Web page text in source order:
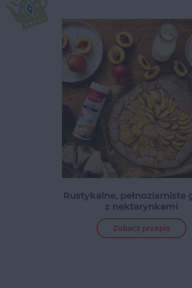
Rustykalne, pełnoziarniste
z nektarynkami
Zobacz przepis